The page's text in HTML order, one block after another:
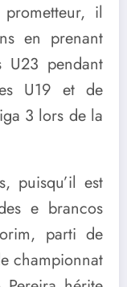
il
en prenant
U23 pendant
U19 et de
3 lors de la
puisqu’il est
e brancos
parti de
championnat